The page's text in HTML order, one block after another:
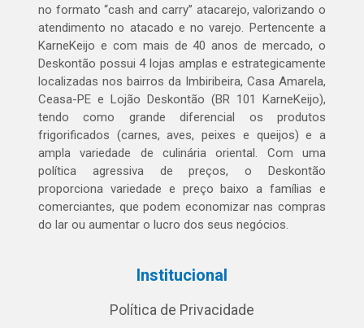
no formato “cash and carry” atacarejo, valorizando o
atendimento no atacado e no varejo. Pertencente a
KarneKeijo e com mais de 40 anos de mercado, o
Deskontão possui 4 lojas amplas e estrategicamente
localizadas nos bairros da Imbiribeira, Casa Amarela,
Ceasa-PE e Lojão Deskontão (BR 101 KarneKeijo),
tendo como grande diferencial os produtos
frigorificados (carnes, aves, peixes e queijos) e a
ampla variedade de culinária oriental. Com uma
política agressiva de preços, o Deskontão
proporciona variedade e preço baixo a famílias e
comerciantes, que podem economizar nas compras
do lar ou aumentar o lucro dos seus negócios.
Institucional
Política de Privacidade